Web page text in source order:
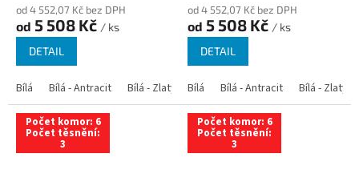
od 4 552,07 Kč bez DPH
od 5 508 Kč / ks
DETAIL
Bílá Bílá - Antracit Bílá - Zlatý dub Bílá - Tmavý dub Bílá -
od 4 552,07 Kč bez DPH
od 5 508 Kč / ks
DETAIL
Bílá Bílá - Antracit Bílá - Zlatý
Počet komor: 6
Počet těsnění:
3
Počet komor: 6
Počet těsnění:
3